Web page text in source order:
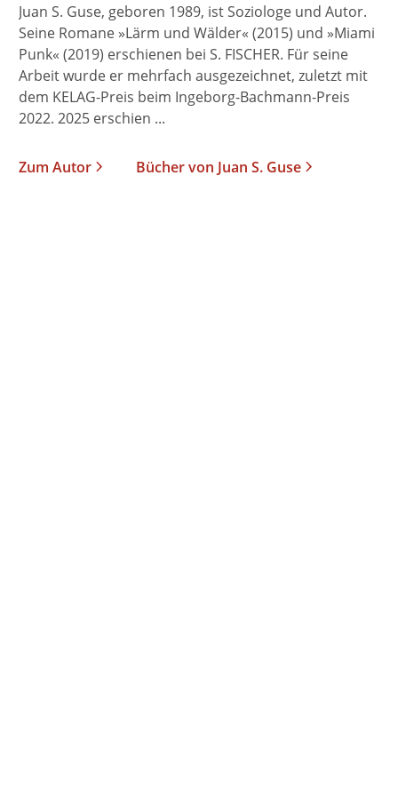
Juan S. Guse, geboren 1989, ist Soziologe und Autor.
Seine Romane »Lärm und Wälder« (2015) und »Miami
Punk« (2019) erschienen bei S. FISCHER. Für seine
Arbeit wurde er mehrfach ausgezeichnet, zuletzt mit
dem KELAG-Preis beim Ingeborg-Bachmann-Preis
2022. 2025 erschien ...
Zum Autor Bücher von Juan S. Guse